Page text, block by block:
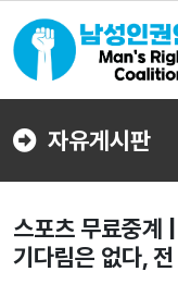
자유게시판
스포츠 무료중계
기다림은 없다,